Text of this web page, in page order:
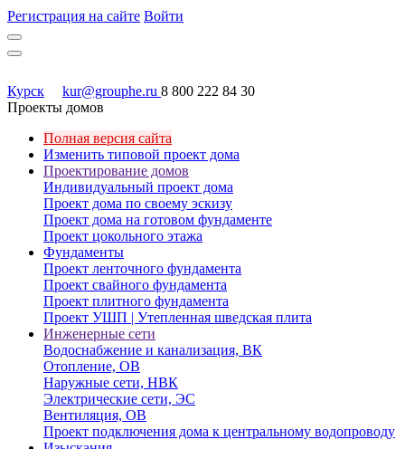
Регистрация на сайте Войти
Курск kur@grouphe.ru 8 800 222 84 30
Проекты домов
Полная версия сайта
Изменить типовой проект дома
Проектирование домов
Индивидуальный проект дома
Проект дома по своему эскизу
Проект дома на готовом фундаменте
Проект цокольного этажа
Фундаменты
Проект ленточного фундамента
Проект свайного фундамента
Проект плитного фундамента
Проект УШП | Утепленная шведская плита
Инженерные сети
Водоснабжение и канализация, ВК
Отопление, ОВ
Наружные сети, НВК
Электрические сети, ЭС
Вентиляция, ОВ
Проект подключения дома к центральному водопроводу